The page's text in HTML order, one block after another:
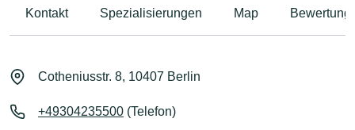
Kontakt Spezialisierungen Map
Cotheniusstr. 8, 10407 Berlin
+49304235500 (Telefon)